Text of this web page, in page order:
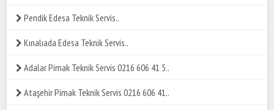
Pendik Edesa Teknik Servis..
Kınalıada Edesa Teknik Servis..
Adalar Pimak Teknik Servis 0216 606 41 5..
Ataşehir Pimak Teknik Servis 0216 606 41..